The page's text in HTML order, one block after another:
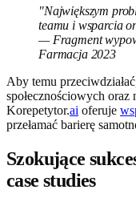
"Największym
teamu i wsparcia
— Fragment
Farmacja 2023
Aby temu
społecznościowych oraz
Korepetytor.ai oferuje
przełamać barierę
Szokujące
case studies